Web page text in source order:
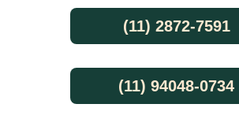
(11) 2872-7591
(11) 94048-0734